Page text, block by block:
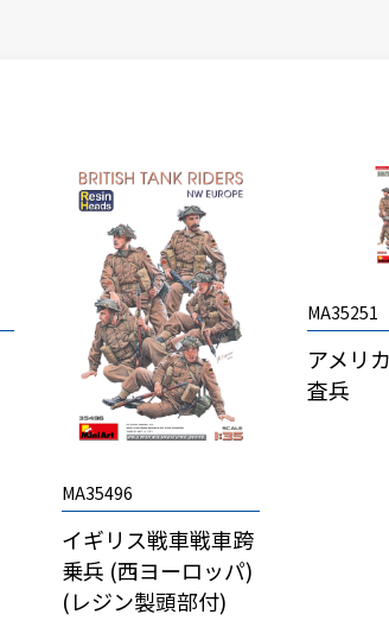
MA35496
イギリス戦車戦車跨
乗兵 (西ヨーロッパ)
(レジン製頭部付)
MA35251
アメリ
査兵